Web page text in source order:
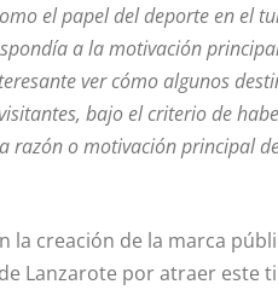
el papel del deporte en el
a la motivación
ver cómo algunos
bajo el criterio de
razón o motivación principal
la creación de la marca
Lanzarote por atraer este